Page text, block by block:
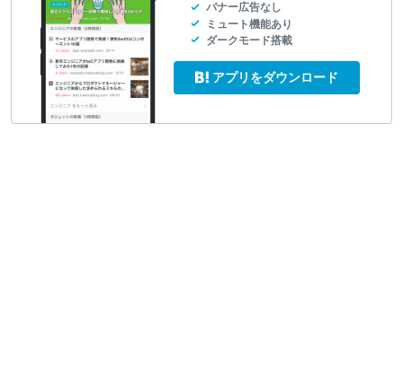
バナー広告なし
ミュート機能あり
ダークモード搭載
アプリをダウンロード